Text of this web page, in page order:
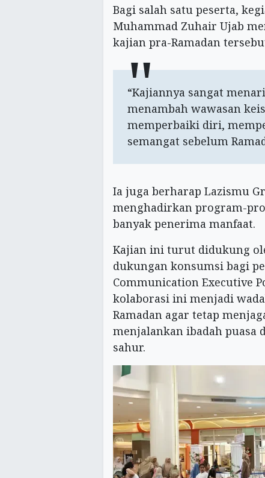
Bagi salah satu peserta,
Muhammad Zuhair Ujab
kajian pra-Ramadan
“Kajiannya sangat
menambah wawasan
memperbaiki diri,
semangat sebelum
Ia juga berharap Lazismu
menghadirkan program-
banyak penerima manfaat.
Kajian ini turut didukung
dukungan konsumsi bagi
Communication Executive
kolaborasi ini menjadi
Ramadan agar tetap
menjalankan ibadah puasa
sahur.